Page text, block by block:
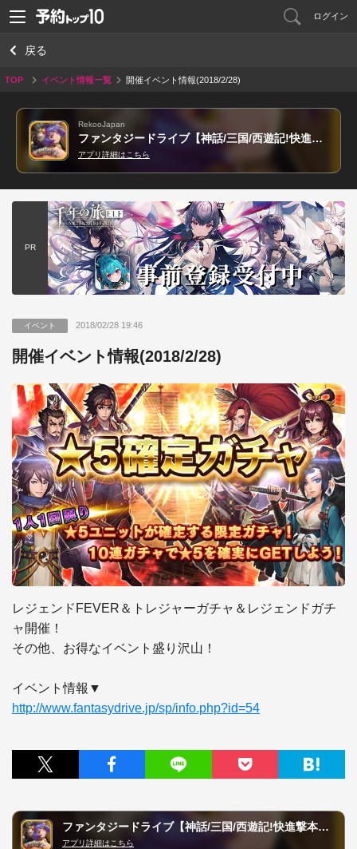
ログイン
戻る
TOP イベント情報一覧 開催イベント情報(2018/2/28)
RekooJapan
ファンタジードライブ【神話/三国/西遊記!快進撃本格RPG!】
アプリ詳細はこちら
PR
イベント 2018/02/28 19:46
開催イベント情報(2018/2/28)
レジェンドFEVER＆トレジャーガチャ＆レジェンドガチ
ャ開催！
その他、お得なイベント盛り沢山！
http://www.fantasydrive.jp/sp/info.php?id=54
ファンタジードライブ【神話/三国/西遊記!快進撃本格RPG!】
アプリ詳細はこちら